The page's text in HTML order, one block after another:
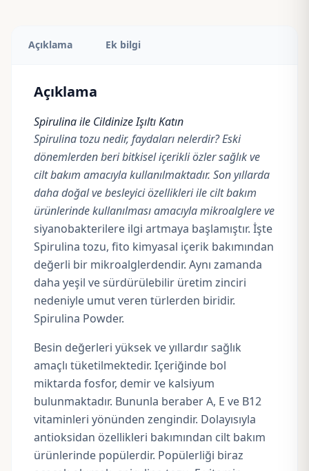
Açıklama Ek bilgi
Açıklama
Spirulina ile Cildinize Işıltı Katın
Spirulina tozu nedir, faydaları nelerdir? Eski
dönemlerden beri bitkisel içerikli özler sağlık ve
cilt bakım amacıyla kullanılmaktadır. Son yıllarda
daha doğal ve besleyici özellikleri ile cilt bakım
ürünlerinde kullanılması amacıyla mikroalglere ve
siyanobakterilere ilgi artmaya başlamıştır. İşte
Spirulina tozu, fito kimyasal içerik bakımından
değerli bir mikroalglerdendir. Aynı zamanda
daha yeşil ve sürdürülebilir üretim zinciri
nedeniyle umut veren türlerden biridir.
Spirulina Powder.
Besin değerleri yüksek ve yıllardır sağlık
amaçlı tüketilmektedir. Içeriğinde bol
miktarda fosfor, demir ve kalsiyum
bulunmaktadır. Bununla beraberA, E ve B12
vitaminleri yönünden zengindir. Dolayısıyla
antioksidan özellikleri bakımından cilt bakım
ürünlerinde popülerdir. Popülerliği biraz